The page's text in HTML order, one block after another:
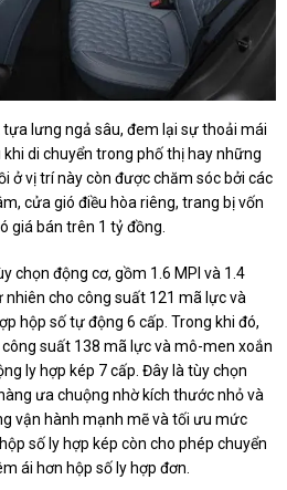
lưng ngả sâu, đem lại sự thoải mái
di chuyển trong phố thị hay những
ở vị trí này còn được chăm sóc bởi các
cửa gió điều hòa riêng, trang bị vốn
giá bán trên 1 tỷ đồng.
chọn động cơ, gồm 1.6 MPI và 1.4
nhiên cho công suất 121 mã lực và
hộp số tự động 6 cấp. Trong khi đó,
suất 138 mã lực và mô-men xoắn
ly hợp kép 7 cấp. Đây là tùy chọn
ưa chuộng nhờ kích thước nhỏ và
vận hành mạnh mẽ và tối ưu mức
số ly hợp kép còn cho phép chuyển
ái hơn hộp số ly hợp đơn.